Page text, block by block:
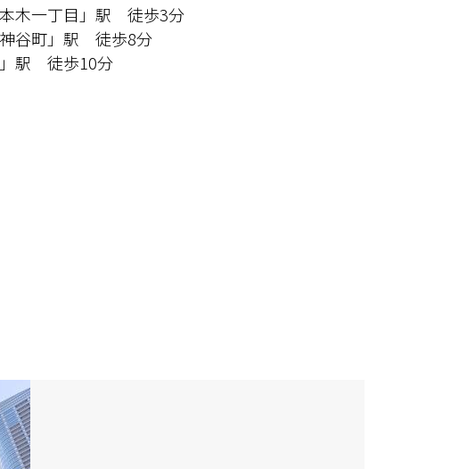
木一丁目」駅 徒歩3分
谷町」駅 徒歩8分
駅 徒歩10分